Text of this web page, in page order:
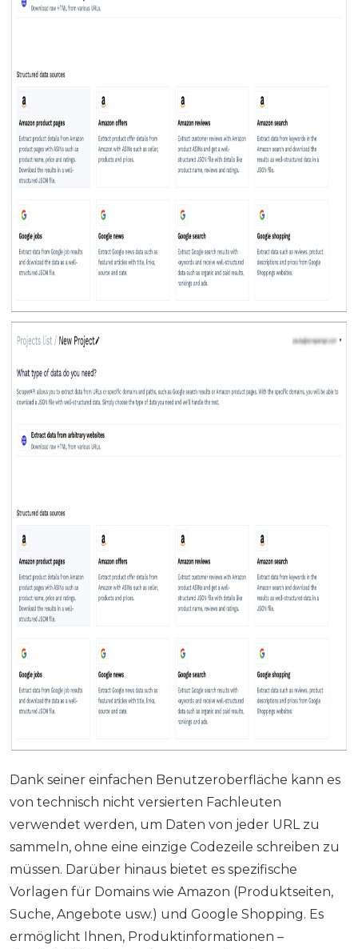
Dank seiner einfachen Benutzeroberfläche kann es
von technisch nicht versierten Fachleuten
verwendet werden, um Daten von jeder URL zu
sammeln, ohne eine einzige Codezeile schreiben zu
müssen. Darüber hinaus bietet es spezifische
Vorlagen für Domains wie Amazon (Produktseiten,
Suche, Angebote usw.) und Google Shopping. Es
ermöglicht Ihnen, Produktinformationen –